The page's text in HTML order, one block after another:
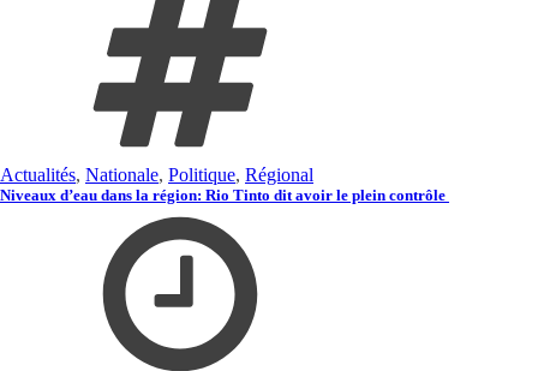
Actualités, Nationale, Politique, Régional
Niveaux d’eau dans la région: Rio Tinto dit avoir le plein contrôle